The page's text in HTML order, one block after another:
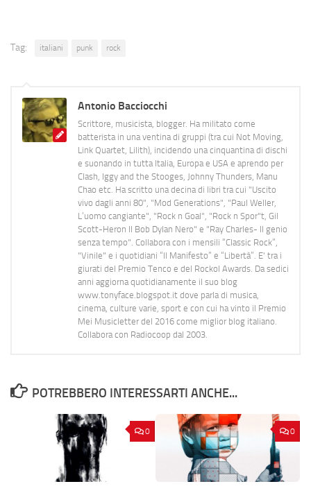
Tag: italiani punk rock
Antonio Bacciocchi
Scrittore, musicista, blogger. Ha militato come
batterista in una ventina di gruppi (tra cui Not Moving,
Link Quartet, Lilith), incidendo una cinquantina di dischi
e suonando in tutta Italia, Europa e USA e aprendo per
Clash, Iggy and the Stooges, Johnny Thunders, Manu
Chao etc. Ha scritto una decina di libri tra cui "Uscito
vivo dagli anni 80", "Mod Generations", "Paul Weller,
L’uomo cangiante", "Rock n Goal", "Rock n Spor"t, Gil
Scott-Heron Il Bob Dylan Nero" e "Ray Charles- Il genio
senza tempo". Collabora con i mensili “Classic Rock”,
"Vinile" e i quotidiani “Il Manifesto” e “Libertà”. E' tra i
giurati del Premio Tenco e del Rockol Awards. Da sedici
anni aggiorna quotidianamente il suo blog
www.tonyface.blogspot.it dove parla di musica,
cinema, culture varie, sport e con cui ha vinto il Premio
Mei Musicletter del 2016 come miglior blog italiano.
Collabora con Radiocoop dal 2003.
POTREBBERO INTERESSARTI ANCHE...
0 0